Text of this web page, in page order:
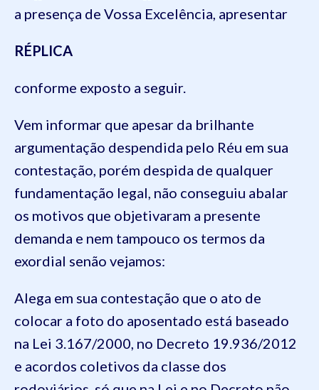
a presença de Vossa Excelência, apresentar
RÉPLICA
conforme exposto a seguir.
Vem informar que apesar da brilhante
argumentação despendida pelo Réu em sua
contestação, porém despida de qualquer
fundamentação legal, não conseguiu abalar
os motivos que objetivaram a presente
demanda e nem tampouco os termos da
exordial senão vejamos:
Alega em sua contestação que o ato de
colocar a foto do aposentado está baseado
na Lei 3.167/2000, no Decreto 19.936/2012
e acordos coletivos da classe dos